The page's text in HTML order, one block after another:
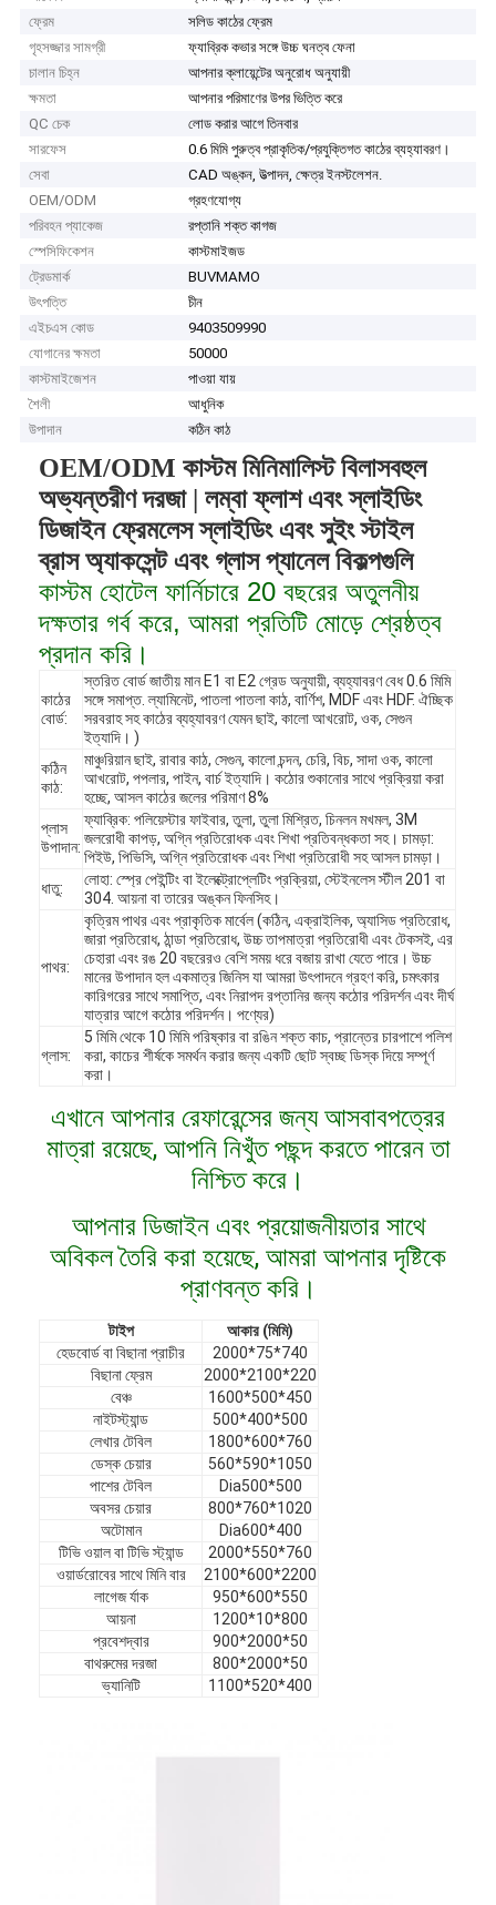
ভিডিও
ভিআর শো
আমাদের সম্পর্কে
কারখানা পরিদর্শন
গুণমান নিয়ন্ত্রণ
আমাদের সাথে যোগাযোগ
ফ্রেম
সলিড কাঠের ফ্রেম
গৃহসজ্জার সামগ্রী
ফ্যাব্রিক কভার সঙ্গে উচ্চ ঘনত্ব ফেনা
চালান চিহ্ন
আপনার ক্লায়েন্টের অনুরোধ অনুযায়ী
ক্ষমতা
আপনার পরিমাণের উপর ভিত্তি করে
QC চেক
লোড করার আগে তিনবার
সারফেস
0.6 মিমি পুরুত্ব প্রাকৃতিক/প্রযুক্তিগত কাঠের ব্যহ্যাবরণ।
সেবা
CAD অঙ্কন, উত্পাদন, ক্ষেত্র ইনস্টলেশন.
OEM/ODM
গ্রহণযোগ্য
পরিবহন প্যাকেজ
রপ্তানি শক্ত কাগজ
স্পেসিফিকেশন
কাস্টমাইজড
ট্রেডমার্ক
BUVMAMO
উৎপত্তি
চীন
এইচএস কোড
9403509990
যোগানের ক্ষমতা
50000
কাস্টমাইজেশন
পাওয়া যায়
শৈলী
আধুনিক
উপাদান
কঠিন কাঠ
OEM/ODM কাস্টম মিনিমালিস্ট বিলাসবহুল
অভ্যন্তরীণ দরজা | লম্বা ফ্লাশ এবং স্লাইডিং
ডিজাইন ফ্রেমলেস স্লাইডিং এবং সুইং স্টাইল
ব্রাস অ্যাকসেন্ট এবং গ্লাস প্যানেল বিকল্পগুলি
কাস্টম হোটেল ফার্নিচারে 20 বছরের অতুলনীয়
দক্ষতার গর্ব করে, আমরা প্রতিটি মোড়ে শ্রেষ্ঠত্ব
প্রদান করি।
কাঠের
বোর্ড:
স্তরিত বোর্ড জাতীয় মান E1 বা E2 গ্রেড অনুযায়ী, ব্যহ্যাবরণ বেধ 0.6 মিমি
সঙ্গে সমাপ্ত. ল্যামিনেট, পাতলা পাতলা কাঠ, বার্ণিশ, MDF এবং HDF. ঐচ্ছিক
সরবরাহ সহ কাঠের ব্যহ্যাবরণ যেমন ছাই, কালো আখরোট, ওক, সেগুন
ইত্যাদি। )
কঠিন
কাঠ:
মাঞ্চুরিয়ান ছাই, রাবার কাঠ, সেগুন, কালো চন্দন, চেরি, বিচ, সাদা ওক, কালো
আখরোট, পপলার, পাইন, বার্চ ইত্যাদি। কঠোর শুকানোর সাথে প্রক্রিয়া করা
হচ্ছে, আসল কাঠের জলের পরিমাণ 8%
প্লাস
উপাদান:
ফ্যাব্রিক: পলিয়েস্টার ফাইবার, তুলা, তুলা মিশ্রিত, চিনলন মখমল, 3M
জলরোধী কাপড়, অগ্নি প্রতিরোধক এবং শিখা প্রতিবন্ধকতা সহ। চামড়া:
পিইউ, পিভিসি, অগ্নি প্রতিরোধক এবং শিখা প্রতিরোধী সহ আসল চামড়া।
ধাতু:
লোহা: স্প্রে পেইন্টিং বা ইলেক্ট্রোপ্লেটিং প্রক্রিয়া, স্টেইনলেস স্টীল 201 বা
304. আয়না বা তারের অঙ্কন ফিনসিহ।
পাথর:
কৃত্রিম পাথর এবং প্রাকৃতিক মার্বেল (কঠিন, এক্রাইলিক, অ্যাসিড প্রতিরোধ,
জারা প্রতিরোধ, ঠান্ডা প্রতিরোধ, উচ্চ তাপমাত্রা প্রতিরোধী এবং টেকসই, এর
চেহারা এবং রঙ 20 বছরেরও বেশি সময় ধরে বজায় রাখা যেতে পারে। উচ্চ
মানের উপাদান হল একমাত্র জিনিস যা আমরা উৎপাদনে গ্রহণ করি, চমৎকার
কারিগরের সাথে সমাপ্তি, এবং নিরাপদ রপ্তানির জন্য কঠোর পরিদর্শন এবং দীর্ঘ
যাত্রার আগে কঠোর পরিদর্শন। পণ্যের)
গ্লাস:
5 মিমি থেকে 10 মিমি পরিষ্কার বা রঙিন শক্ত কাচ, প্রান্তের চারপাশে পলিশ
করা, কাচের শীর্ষকে সমর্থন করার জন্য একটি ছোট স্বচ্ছ ডিস্ক দিয়ে সম্পূর্ণ
করা।
এখানে আপনার রেফারেন্সের জন্য আসবাবপত্রের
মাত্রা রয়েছে, আপনি নিখুঁত পছন্দ করতে পারেন তা
নিশ্চিত করে।
আপনার ডিজাইন এবং প্রয়োজনীয়তার সাথে
অবিকল তৈরি করা হয়েছে, আমরা আপনার দৃষ্টিকে
প্রাণবন্ত করি।
টাইপ
আকার (মিমি)
হেডবোর্ড বা বিছানা প্রাচীর
2000*75*740
বিছানা ফ্রেম
2000*2100*220
বেঞ্চ
1600*500*450
নাইটস্ট্যান্ড
500*400*500
লেখার টেবিল
1800*600*760
ডেস্ক চেয়ার
560*590*1050
পাশের টেবিল
Dia500*500
অবসর চেয়ার
800*760*1020
অটোমান
Dia600*400
টিভি ওয়াল বা টিভি স্ট্যান্ড
2000*550*760
ওয়ার্ডরোবের সাথে মিনি বার
2100*600*2200
লাগেজ র্যাক
950*600*550
আয়না
1200*10*800
প্রবেশদ্বার
900*2000*50
বাথরুমের দরজা
800*2000*50
ভ্যানিটি
1100*520*400